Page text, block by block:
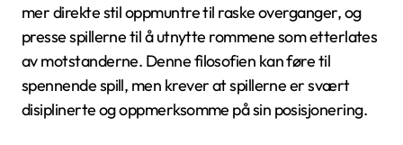
mer direkte stil oppmuntre til raske overganger, og
presse spillerne til å utnytte rommene som etterlates
av motstanderne. Denne filosofien kan føre til
spennende spill, men krever at spillerne er svært
disiplinerte og oppmerksomme på sin posisjonering.